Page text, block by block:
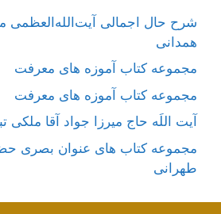
شرح حال اجمالی آیت‌الله‌العظمی
همدانی
مجموعه کتاب آموزه های معرفت
مجموعه کتاب آموزه های معرفت
آیت اللَه حاج میرزا جواد آقا ملکی
مجموعه کتاب های عنوان بصری
طهرانی